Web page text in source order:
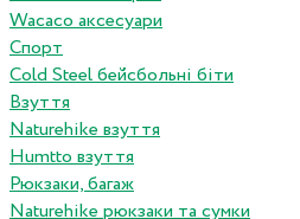
Wacaco аксесуари
Спорт
Cold Steel бейсбольні біти
Взуття
Naturehike взуття
Humtto взуття
Рюкзаки, багаж
Naturehike рюкзаки та сумки